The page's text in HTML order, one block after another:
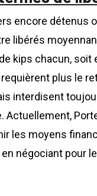
encore détenus
libérés
kips chacun, soit
plus le
interdisent
Actuellement,
les moyens
négociant pour